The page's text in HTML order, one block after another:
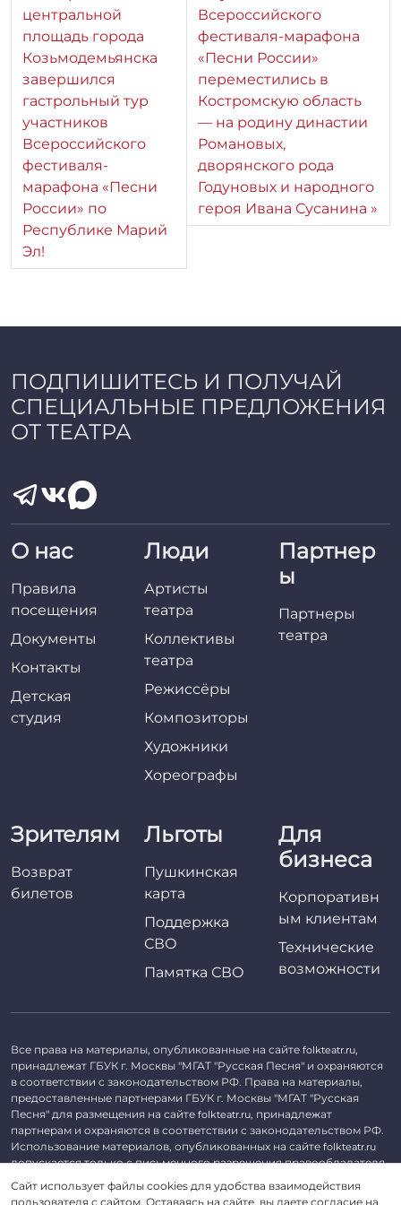
центральной
площадь города
Козьмодемьянска
завершился
гастрольный тур
участников
Всероссийского
фестиваля-
марафона «Песни
России» по
Республике Марий
Эл!
Всероссийского
фестиваля-марафона
«Песни России»
переместились в
Костромскую область
— на родину династии
Романовых,
дворянского рода
Годуновых и народного
героя Ивана Сусанина
ПОДПИШИТЕСЬ И ПОЛУЧАЙ
СПЕЦИАЛЬНЫЕ ПРЕДЛОЖЕНИЯ
ОТ ТЕАТРА
О нас
Правила
посещения
Документы
Контакты
Детская
студия
Люди
Артисты
театра
Коллективы
театра
Режиссёры
Композиторы
Художники
Хореографы
Партнер
ы
Партнеры
театра
Зрителям
Возврат
билетов
Льготы
Пушкинская
карта
Поддержка
СВО
Памятка СВО
Для
бизнеса
Корпоративн
ым клиентам
Технические
возможности
Все права на материалы, опубликованные на сайте folkteatr.ru,
принадлежат ГБУК г. Москвы "МГАТ "Русская Песня" и охраняются
в соответствии с законодательством РФ. Права на материалы,
предоставленные партнерами ГБУК г. Москвы "МГАТ "Русская
Песня" для размещения на сайте folkteatr.ru, принадлежат
партнерам и охраняются в соответствии с законодательством РФ.
Использование материалов, опубликованных на сайте folkteatr.ru
допускается только с письменного разрешения правообладателя.
©2026 ГБУК г. Москвы «МГАТ «Русская песня». ОГРН 1027739279182,
Сайт использует файлы cookies для удобства взаимодействия
пользователя с сайтом. Оставаясь на сайте, вы даете согласие на